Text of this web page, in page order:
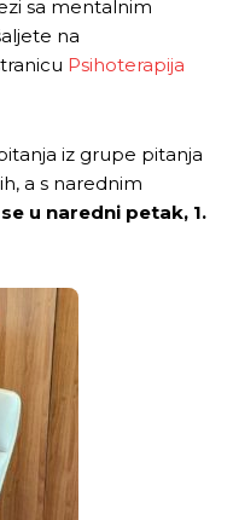
sa mentalnim
na
Psihoterapija
iz grupe pitanja
a s narednim
u naredni petak, 1.